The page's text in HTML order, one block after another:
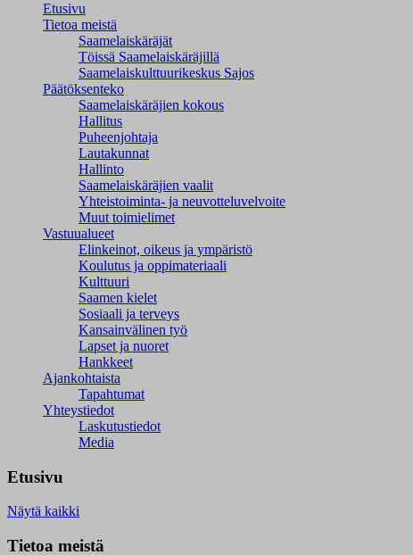
Etusivu
Tietoa meistä
Saamelaiskäräjät
Töissä Saamelaiskäräjillä
Saamelaiskulttuuri­keskus Sajos
Päätöksenteko
Saamelaiskäräjien kokous
Hallitus
Puheenjohtaja
Lautakunnat
Hallinto
Saamelaiskäräjien vaalit
Yhteistoiminta- ja neuvotteluvelvoite
Muut toimielimet
Vastuualueet
Elinkeinot, oikeus ja ympäristö
Koulutus ja oppimateriaali
Kulttuuri
Saamen kielet
Sosiaali ja terveys
Kansainvälinen työ
Lapset ja nuoret
Hankkeet
Ajankohtaista
Tapahtumat
Yhteystiedot
Laskutustiedot
Media
Etusivu
Näytä kaikki
Tietoa meistä